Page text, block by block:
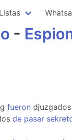
Listas
-
fueron djuzgados
de pasar